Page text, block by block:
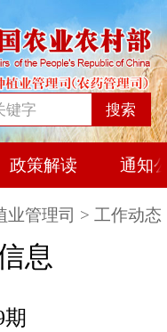
搜索
政策解读 通知
业管理司 > 工作动态
息
期